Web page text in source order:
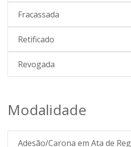
Fracassada
Retificado
Revogada
Modalidade
Adesão/Carona em Ata de